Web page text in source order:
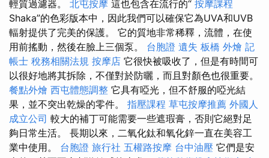
輕質過濾器。 北屯按摩 這也包含在流行的“ 按摩課程
Shaka”的色彩版本中，因此我們可以確保它為UVA和UVB
輻射提供了完美的保護。 它的質地非常稀釋，流體，在使
用前搖動，然後在臉上三個泵。 台胞證 遺失 板橋 外燴 記
帳士 稅務相關法規 按摩店 它很快被吸收了，但是有時間可
以很好地將其拆除，不僅對於防曬，而且對顏色也很重要。
餐點外燴 西屯體態調整 它具有啞光，但不舒服的啞光結
果，並不突出乾燥的零件。 指壓課程 草屯按摩推薦 外國人
成立公司 較大的補丁可能需要一些遮瑕膏，否則它絕對足
夠日常生活。 長期以來，二氧化鈦和氧化鋅一直在美容工
業中使用。 台胞證 旅行社 五權路按摩 台中油壓 它們是安